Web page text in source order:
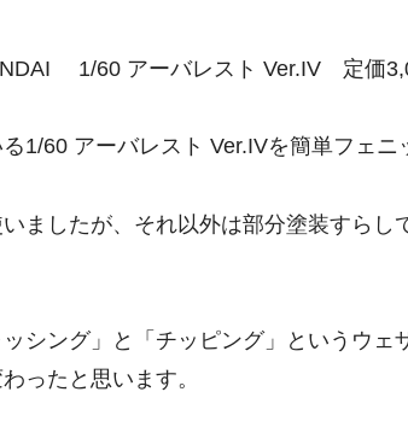
1/60 アーバレスト Ver.IV 定価
1/60 アーバレスト Ver.IVを簡単フェニ
ましたが、それ以外は部分塗装すらし
シング」と「チッピング」というウェ
ったと思います。